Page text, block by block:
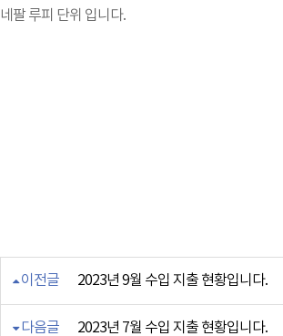
네팔 루피 단위 입니다.
이전글 2023년 9월 수입 지출 현황입니다.
다음글 2023년 7월 수입 지출 현황입니다.